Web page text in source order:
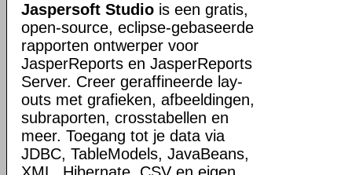
Jaspersoft Studio is een gratis,
open-source, eclipse-gebaseerde
rapporten ontwerper voor
JasperReports en JasperReports
Server. Creer geraffineerde lay-
outs met grafieken, afbeeldingen,
subraporten, crosstabellen en
meer. Toegang tot je data via
JDBC, TableModels, JavaBeans,